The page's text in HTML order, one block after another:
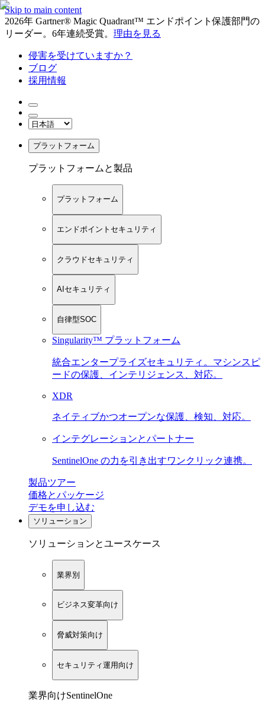
Skip to main content
2026年 Gartner® Magic Quadrant™ エンドポイント保護部門の
リーダー。6年連続受賞。 理由を見る
侵害を受けていますか？
ブログ
採用情報
プラットフォーム
プラットフォームと製品
プラットフォーム
エンドポイントセキュリティ
クラウドセキュリティ
AIセキュリティ
自律型SOC
Singularity™ プラットフォーム
統合エンタープライズセキュリティ。マシンスピ
ードの保護、インテリジェンス、対応。
XDR
ネイティブかつオープンな保護、検知、対応。
インテグレーションとパートナー
SentinelOne の力を引き出すワンクリック連携。
製品ツアー
価格とパッケージ
デモを申し込む
ソリューション
ソリューションとユースケース
業界別
ビジネス変革向け
脅威対策向け
セキュリティ運用向け
業界向けSentinelOne